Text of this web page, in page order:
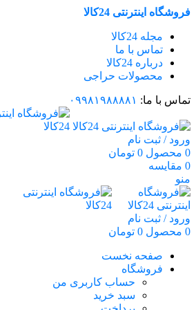
فروشگاه اینترنتی 24کالا
مجله 24کالا
تماس با ما
درباره 24کالا
محصولات حراجی
تماس با ما: ۰۹۹۸۱۹۸۸۸۸۱
ورود / ثبت نام
0 محصول 0 تومان
0 مقایسه
منو
ورود / ثبت نام
0 محصول 0 تومان
صفحه نخست
فروشگاه
حساب کاربری من
سبد خرید